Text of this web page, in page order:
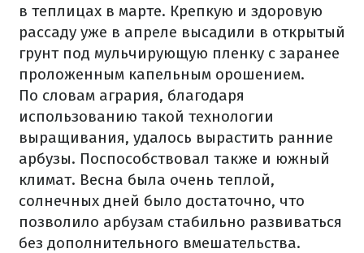
в теплицах в марте. Крепкую и здоровую
рассаду уже в апреле высадили в открытый
грунт под мульчирующую пленку с заранее
проложенным капельным орошением.
По словам агрария, благодаря
использованию такой технологии
выращивания, удалось вырастить ранние
арбузы. Поспособствовал также и южный
климат. Весна была очень теплой,
солнечных дней было достаточно, что
позволило арбузам стабильно развиваться
без дополнительного вмешательства.